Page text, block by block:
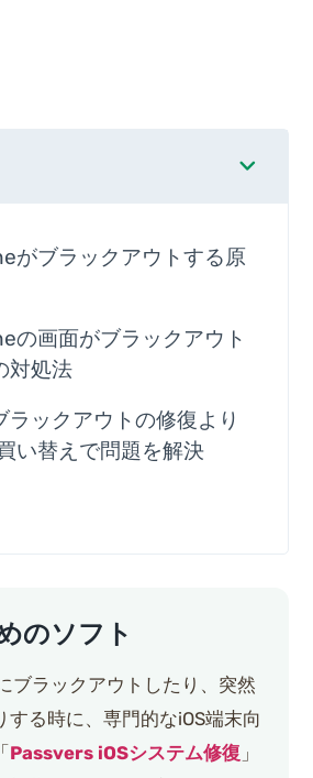
がブラックアウトする原
の画面がブラックアウト
対処法
ラックアウトの修復より
い替えで問題を解決
のソフト
ブラックアウトしたり、突然
する時に、専門的なiOS端末向
Passvers iOSシステム修復 」